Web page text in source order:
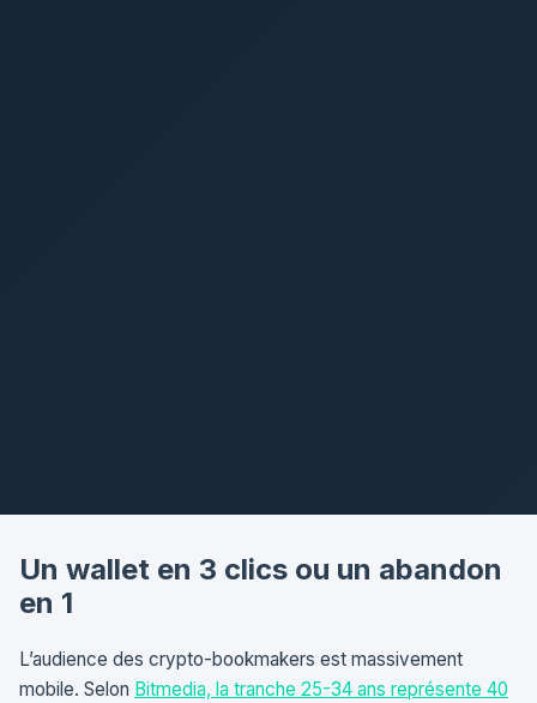
Un wallet en 3 clics ou un abandon
en 1
L’audience des crypto-bookmakers est massivement
mobile. Selon Bitmedia, la tranche 25-34 ans représente 40